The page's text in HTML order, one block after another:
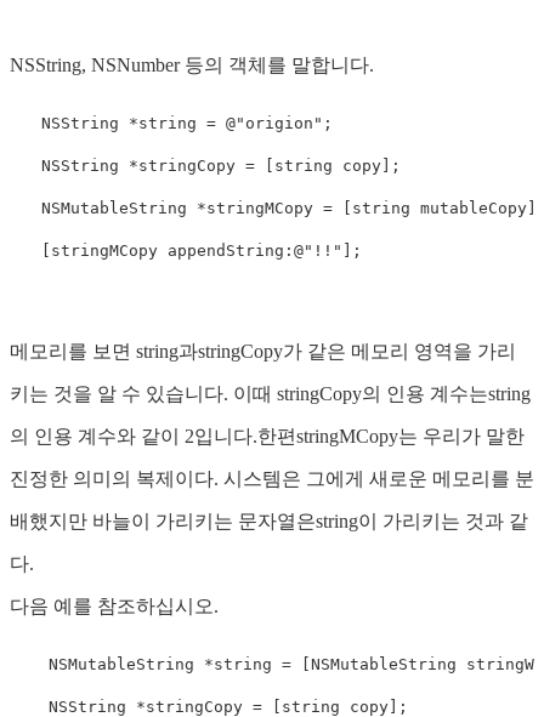
NSString, NSNumber 등의 객체를 말합니다.
NSString *string = @"origion" ;
NSString *stringCopy = [ string copy ];
NSMutableString *stringMCopy = [ string
[stringMCopy appendString:@"!!" ];
메모리를 보면 string과stringCopy가 같은 메모리 영역을 가리
키는 것을 알 수 있습니다. 이때 stringCopy의 인용 계수는string
의 인용 계수와 같이 2입니다.한편stringMCopy는 우리가 말한
진정한 의미의 복제이다. 시스템은 그에게 새로운 메모리를 분
배했지만 바늘이 가리키는 문자열은string이 가리키는 것과 같
다.
다음 예를 참조하십시오.
    NSMutableString *
string = [NSMutableString
    NSString *stringCopy = [
string copy ];